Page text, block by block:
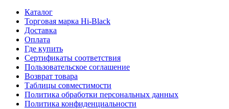
Каталог
Торговая марка Hi-Black
Доставка
Оплата
Где купить
Сертификаты соответствия
Пользовательское соглашение
Возврат товара
Таблицы совместимости
Политика обработки персональных данных
Политика конфиденциальности